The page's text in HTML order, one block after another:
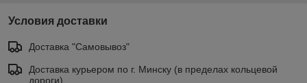
Условия доставки
Доставка "Самовывоз"
Доставка курьером по г. Минску (в пределах кольцевой
дороги).